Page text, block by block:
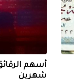
أسهم
شهرين